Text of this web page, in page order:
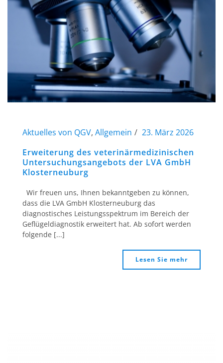
Aktuelles von QGV, Allgemein
23. März 2026
Erweiterung des veterinärmedizinischen
Untersuchungsangebots der LVA GmbH
Klosterneuburg
Wir freuen uns, Ihnen bekanntgeben zu können,
dass die LVA GmbH Klosterneuburg das
diagnostisches Leistungsspektrum im Bereich der
Geflügeldiagnostik erweitert hat. Ab sofort werden
folgende [...]
Lesen Sie mehr